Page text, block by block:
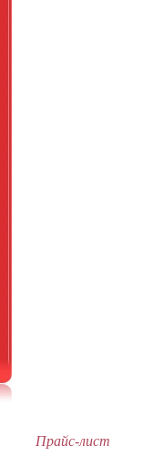
Прайс-лист